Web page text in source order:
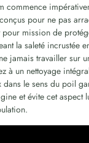
commence
pour ne pas
mission de
la saleté incrustée
jamais travailler sur
à un nettoyage
dans le sens du poil
et évite cet